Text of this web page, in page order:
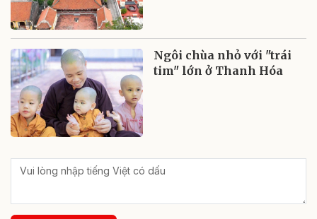
Ngôi chùa nhỏ với "trái
tim" lớn ở Thanh Hóa